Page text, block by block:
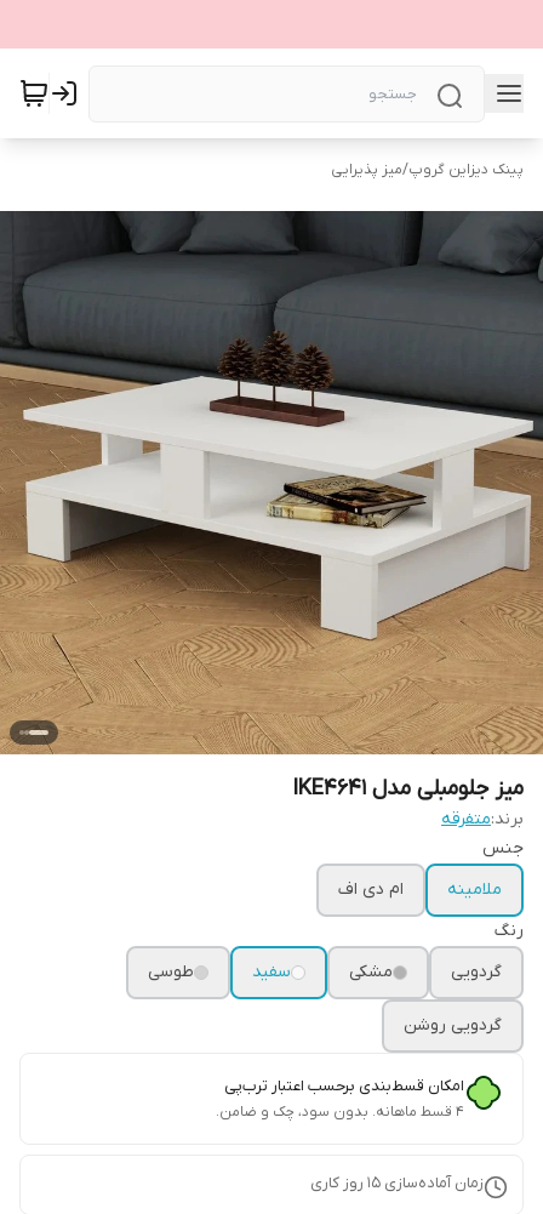
پینک دیزاین گروپ/میز پذیرایی
میز جلومبلی مدل IKE4641
برند:متفرقه
جنس
ملامینه
ام دی اف
رنگ
گردویی
مشکی سفید طوسی
گردویی روشن
امکان قسط‌بندی برحسب اعتبار ترب‌پی
۴ قسط ماهانه. بدون سود، چک و ضامن.
زمان آماده‌سازی 15 روز کاری